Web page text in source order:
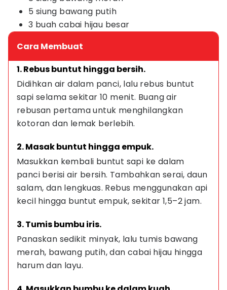
5 siung bawang putih
3 buah cabai hijau besar
Cara Membuat
1. Rebus buntut hingga bersih.
Didihkan air dalam panci, lalu rebus buntut
sapi selama sekitar 10 menit. Buang air
rebusan pertama untuk menghilangkan
kotoran dan lemak berlebih.
2. Masak buntut hingga empuk.
Masukkan kembali buntut sapi ke dalam
panci berisi air bersih. Tambahkan serai, daun
salam, dan lengkuas. Rebus menggunakan api
kecil hingga buntut empuk, sekitar 1,5–2 jam.
3. Tumis bumbu iris.
Panaskan sedikit minyak, lalu tumis bawang
merah, bawang putih, dan cabai hijau hingga
harum dan layu.